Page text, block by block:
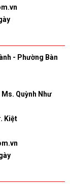
- Phường Bàn
Quỳnh Như
Kiệt